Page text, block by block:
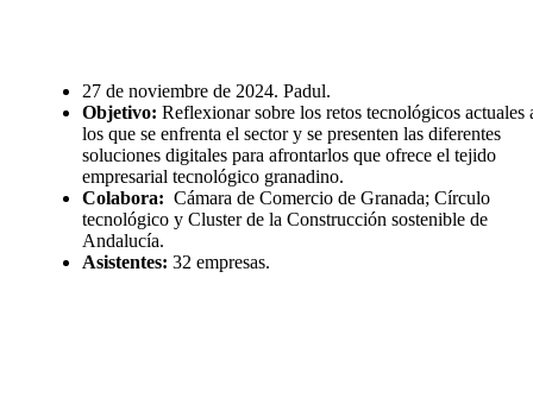
27 de noviembre de 2024. Padul.
Objetivo: Reflexionar sobre los retos tecnológicos actuales
los que se enfrenta el sector y se presenten las diferentes
soluciones digitales para afrontarlos que ofrece el tejido
empresarial tecnológico granadino.
Colabora: Cámara de Comercio de Granada; Círculo
tecnológico y Cluster de la Construcción sostenible de
Andalucía.
Asistentes: 32 empresas.